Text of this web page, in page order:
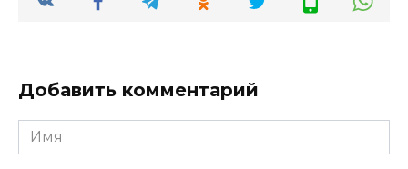
Добавить комментарий
Имя
*